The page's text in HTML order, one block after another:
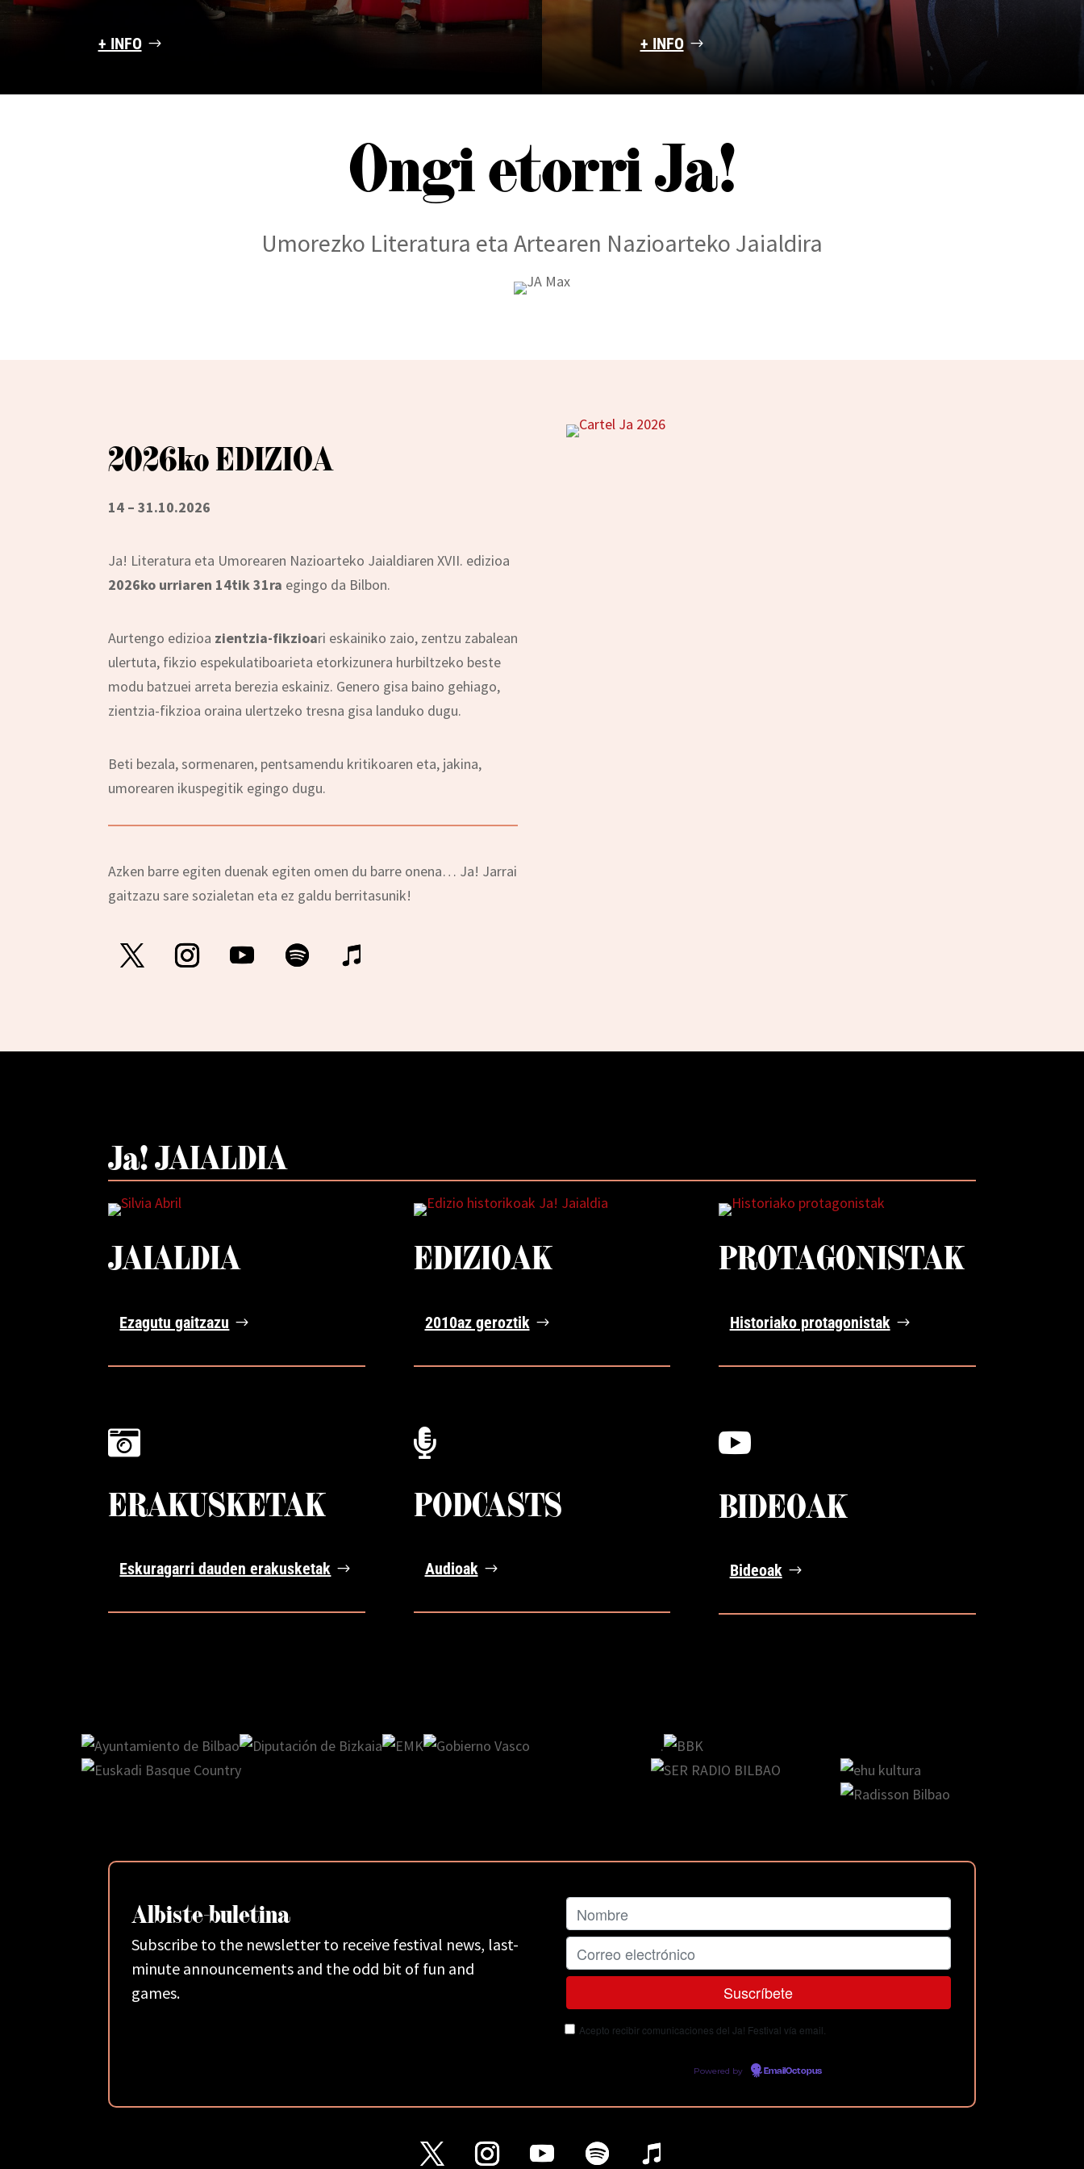
+ INFO + INFO
Ongi etorri Ja!
Umorezko Literatura eta Artearen Nazioarteko Jaialdira
2026ko EDIZIOA
14 – 31.10.2026
Ja! Literatura eta Umorearen Nazioarteko Jaialdiaren XVII. edizioa
2026ko urriaren 14tik 31ra egingo da Bilbon.
Aurtengo edizioa zientzia-fikzioari eskainiko zaio, zentzu zabalean
ulertuta, fikzio espekulatiboarieta etorkizunera hurbiltzeko beste
modu batzuei arreta berezia eskainiz. Genero gisa baino gehiago,
zientzia-fikzioa oraina ulertzeko tresna gisa landuko dugu.
Beti bezala, sormenaren, pentsamendu kritikoaren eta, jakina,
umorearen ikuspegitik egingo dugu.
Azken barre egiten duenak egiten omen du barre onena… Ja! Jarrai
gaitzazu sare sozialetan eta ez galdu berritasunik!
Ja! JAIALDIA
JAIALDIA
Ezagutu gaitzazu
EDIZIOAK
2010az geroztik
PROTAGONISTAK
Historiako protagonistak

ERAKUSKETAK
Eskuragarri dauden erakusketak

PODCASTS
Audioak

BIDEOAK
Bideoak
.
Albiste-buletina
Subscribe to the newsletter to receive festival news, last-
minute announcements and the odd bit of fun and
games.
Acepto recibir comunicaciones del Ja! Festival vía email.
Powered by EmailOctopus